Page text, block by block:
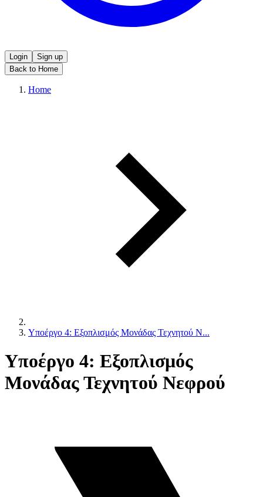
Login
Sign up
Back to Home
Home
Υποέργο 4: Εξοπλισμός Μονάδας Τεχνητού Ν...
Υποέργο 4: Εξοπλισμός
Μονάδας Τεχνητού Νεφρού